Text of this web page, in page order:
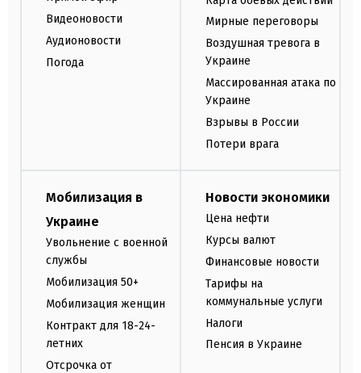
Видеоновости
Аудионовости
Погода
Мирные переговоры
Воздушная тревога в
Украине
Массированная атака по
Украине
Взрывы в России
Потери врага
Мобилизация в
Украине
Увольнение с военной
службы
Мобилизация 50+
Мобилизация женщин
Контракт для 18-24-
летних
Отсрочка от
Новости экономики
Цена нефти
Курсы валют
Финансовые новости
Тарифы на
коммунальные услуги
Налоги
Пенсия в Украине